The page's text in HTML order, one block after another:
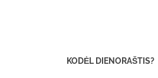
KODĖL DIENORAŠTIS?